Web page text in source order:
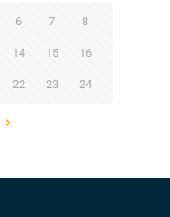
6 7 8
14 15 16
22 23 24